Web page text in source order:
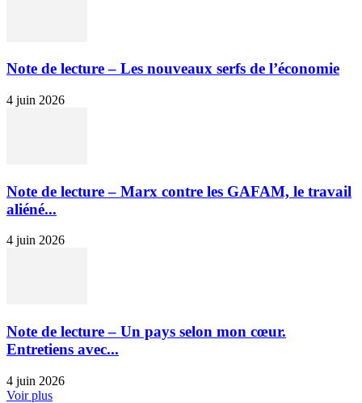
Note de lecture – Les nouveaux serfs de l’économie
4 juin 2026
Note de lecture – Marx contre les GAFAM, le travail
aliéné...
4 juin 2026
Note de lecture – Un pays selon mon cœur.
Entretiens avec...
4 juin 2026
Voir plus